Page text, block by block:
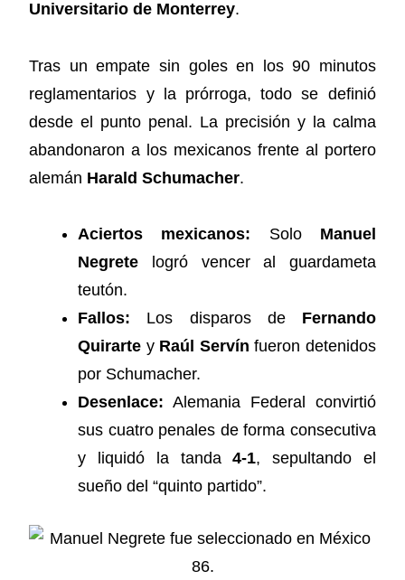
Universitario de Monterrey.
Tras un empate sin goles en los 90 minutos
reglamentarios y la prórroga, todo se definió
desde el punto penal. La precisión y la calma
abandonaron a los mexicanos frente al portero
alemán Harald Schumacher.
Aciertos mexicanos: Solo Manuel
Negrete logró vencer al guardameta
teutón.
Fallos: Los disparos de Fernando
Quirarte y Raúl Servín fueron detenidos
por Schumacher.
Desenlace: Alemania Federal convirtió
sus cuatro penales de forma consecutiva
y liquidó la tanda4-1, sepultando el
sueño del “quinto partido”.